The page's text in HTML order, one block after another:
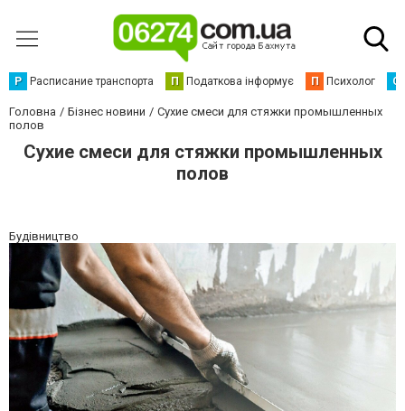
Р Расписание транспорта П Податкова інформує П Психолог С
Головна Бізнес новини
Сухие смеси для стяжки промышленных
полов
Сухие смеси для стяжки промышленных
полов
Будівництво